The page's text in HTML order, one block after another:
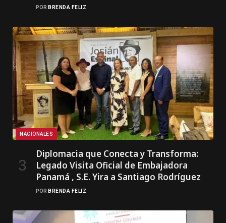
POR BRENDA FELIZ
NACIONALES
Diplomacia que Conecta y Transforma:
Legado Visita Oficial de Embajadora
Panamá , S.E. Yira a Santiago Rodríguez
POR BRENDA FELIZ